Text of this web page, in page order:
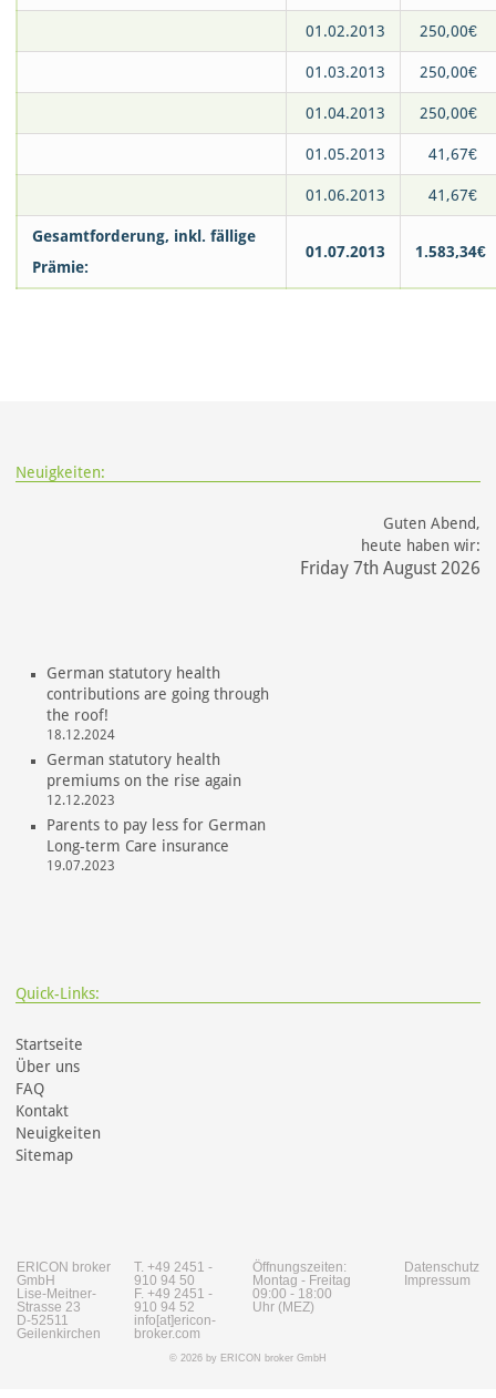
01.02.2013 250,00€
01.03.2013 250,00€
01.04.2013 250,00€
01.05.2013 41,67€
01.06.2013 41,67€
Gesamtforderung, inkl. fällige
Prämie:
01.07.2013 1.583,34€
Neuigkeiten:
Guten Abend,
heute haben wir:
Friday 7th August 2026
German statutory health
contributions are going through
the roof!
18.12.2024
German statutory health
premiums on the rise again
12.12.2023
Parents to pay less for German
Long-term Care insurance
19.07.2023
Quick-Links:
Startseite
Über uns
FAQ
Kontakt
Neuigkeiten
Sitemap
ERICON broker
GmbH
Lise-Meitner-
Strasse 23
D-52511
Geilenkirchen
T. +49 2451 -
910 94 50
F. +49 2451 -
910 94 52
info[at]ericon-
broker.com
Öffnungszeiten:
Montag - Freitag
09:00 - 18:00
Uhr (MEZ)
Datenschutz
Impressum
© 2026 by ERICON broker GmbH